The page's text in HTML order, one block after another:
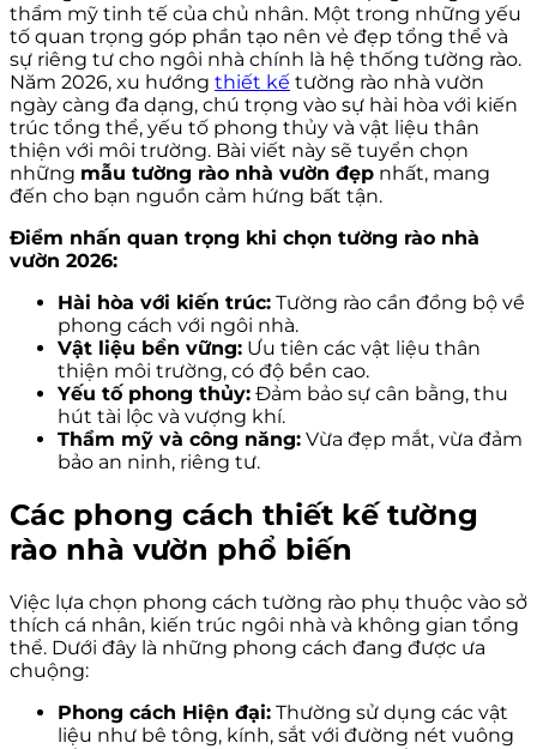
thẩm mỹ tinh tế của chủ nhân. Một trong những yếu
tố quan trọng góp phần tạo nên vẻ đẹp tổng thể và
sự riêng tư cho ngôi nhà chính là hệ thống tường rào.
Năm 2026, xu hướng thiết kế tường rào nhà vườn
ngày càng đa dạng, chú trọng vào sự hài hòa với kiến
trúc tổng thể, yếu tố phong thủy và vật liệu thân
thiện với môi trường. Bài viết này sẽ tuyển chọn
những mẫu tường rào nhà vườn đẹp nhất, mang
đến cho bạn nguồn cảm hứng bất tận.
Điểm nhấn quan trọng khi chọn tường rào nhà
vườn 2026:
Hài hòa với kiến trúc: Tường rào cần đồng bộ về
phong cách với ngôi nhà.
Vật liệu bền vững: Ưu tiên các vật liệu thân
thiện môi trường, có độ bền cao.
Yếu tố phong thủy: Đảm bảo sự cân bằng, thu
hút tài lộc và vượng khí.
Thẩm mỹ và công năng: Vừa đẹp mắt, vừa đảm
bảo an ninh, riêng tư.
Các phong cách thiết kế tường
rào nhà vườn phổ biến
Việc lựa chọn phong cách tường rào phụ thuộc vào sở
thích cá nhân, kiến trúc ngôi nhà và không gian tổng
thể. Dưới đây là những phong cách đang được ưa
chuộng:
Phong cách Hiện đại: Thường sử dụng các vật
liệu như bê tông, kính, sắt với đường nét vuông